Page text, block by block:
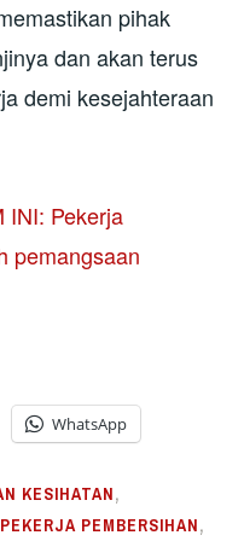
pihak
dan akan terus
demi kesejahteraan
INI: Pekerja
pemangsaan
WhatsApp
KESIHATAN,
PEKERJA PEMBERSIHAN,